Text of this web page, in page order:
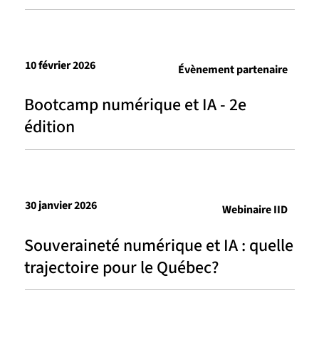
Bootcamp numérique et IA - 2e
édition
10 février 2026 Évènement partenaire
Souveraineté numérique et IA : quelle
trajectoire pour le Québec?
30 janvier 2026 Webinaire IID